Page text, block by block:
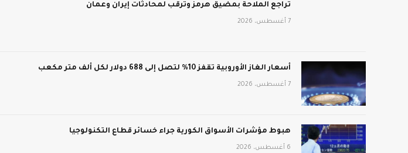
تراجع الملاحة بمضيق هرمز وترقب لمحادثات إيران وعمان
7 أغسطس، 2026
أسعار الغاز الأوروبية تقفز 10% لتصل إلى 688 دولار لكل ألف متر مكعب
7 أغسطس، 2026
هبوط مؤشرات الأسواق الكورية جراء خسائر قطاع التكنولوجيا
6 أغسطس، 2026